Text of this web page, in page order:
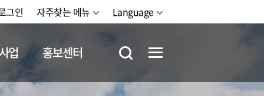
그인 자주찾는 메뉴 Language
업 홍보센터